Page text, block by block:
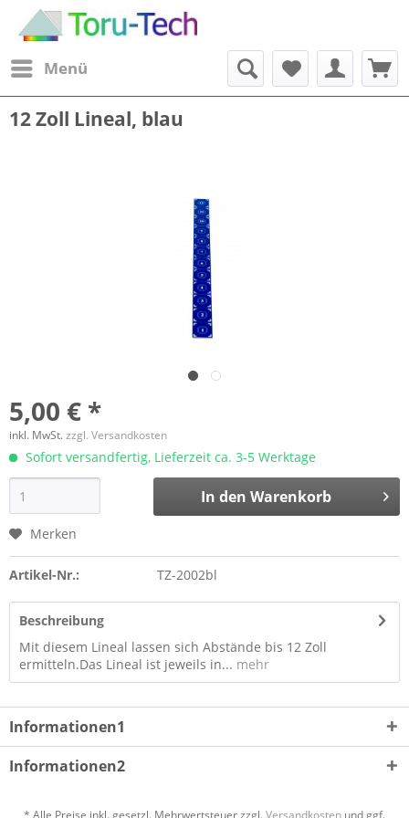
Menü
12 Zoll Lineal, blau
5,00 € *
inkl. MwSt.zzgl. Versandkosten
Sofort versandfertig, Lieferzeit ca. 3-5 Werktage
In den Warenkorb
Merken
Artikel-Nr.: TZ-2002bl
Beschreibung
Mit diesem Lineal lassen sich Abstände bis 12 Zoll
ermitteln.Das Lineal ist jeweils in... mehr
Informationen1
Informationen2